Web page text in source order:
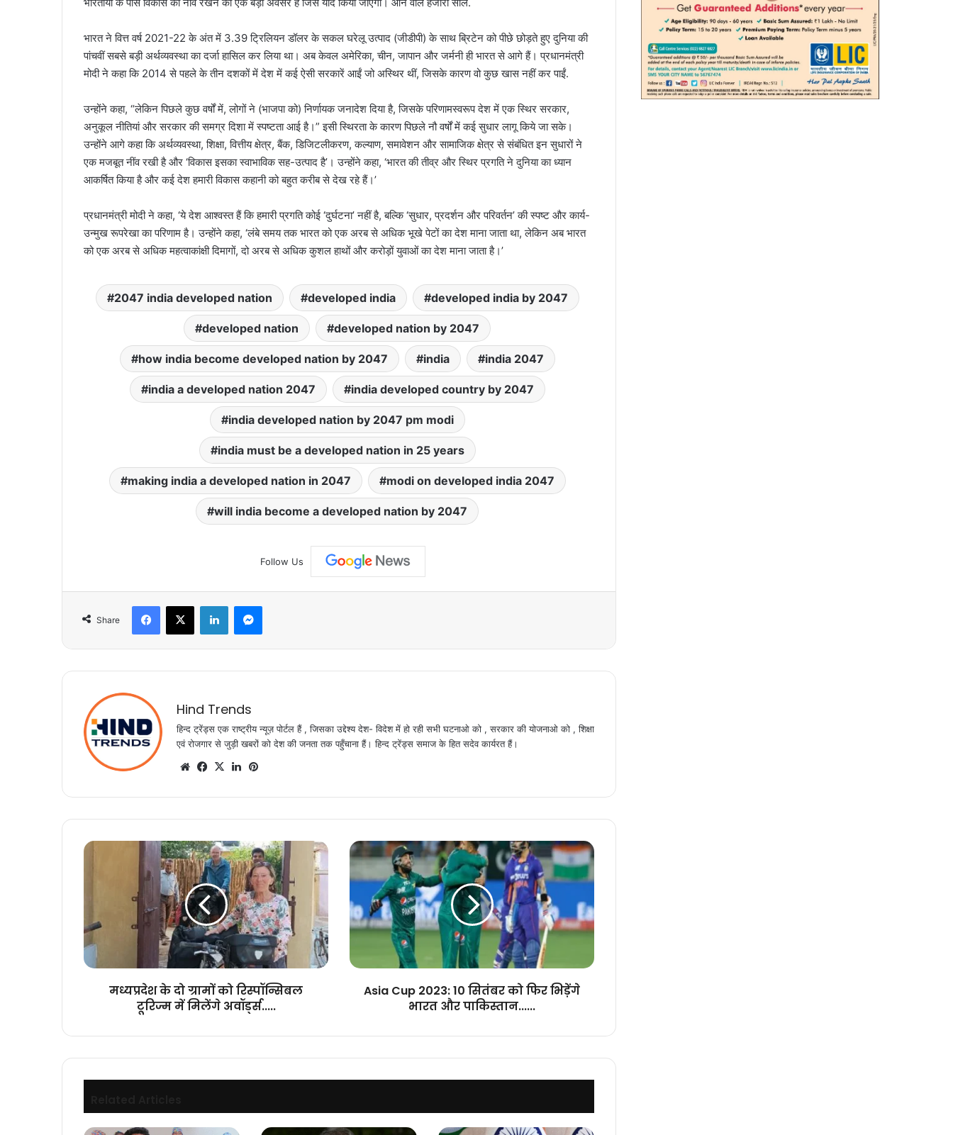
भारतीयों के पास विकास की नींव रखने का एक बड़ा अवसर है जिसे याद किया जाएगा। आने वाले हजारों साल.
भारत ने वित्त वर्ष 2021-22 के अंत में 3.39 ट्रिलियन डॉलर के सकल घरेलू उत्पाद (जीडीपी) के साथ ब्रिटेन को पीछे छोड़ते हुए दुनिया की
पांचवीं सबसे बड़ी अर्थव्यवस्था का दर्जा हासिल कर लिया था। अब केवल अमेरिका, चीन, जापान और जर्मनी ही भारत से आगे हैं। प्रधानमंत्री
मोदी ने कहा कि 2014 से पहले के तीन दशकों में देश में कई ऐसी सरकारें आईं जो अस्थिर थीं, जिसके कारण वो कुछ खास नहीं कर पाईं.
उन्होंने कहा, “लेकिन पिछले कुछ वर्षों में, लोगों ने (भाजपा को) निर्णायक जनादेश दिया है, जिसके परिणामस्वरूप देश में एक स्थिर सरकार,
अनुकूल नीतियां और सरकार की समग्र दिशा में स्पष्टता आई है।” इसी स्थिरता के कारण पिछले नौ वर्षों में कई सुधार लागू किये जा सके।
उन्होंने आगे कहा कि अर्थव्यवस्था, शिक्षा, वित्तीय क्षेत्र, बैंक, डिजिटलीकरण, कल्याण, समावेशन और सामाजिक क्षेत्र से संबंधित इन सुधारों ने
एक मजबूत नींव रखी है और ‘विकास इसका स्वाभाविक सह-उत्पाद है’। उन्होंने कहा, ‘भारत की तीव्र और स्थिर प्रगति ने दुनिया का ध्यान
आकर्षित किया है और कई देश हमारी विकास कहानी को बहुत करीब से देख रहे हैं।’
प्रधानमंत्री मोदी ने कहा, ‘ये देश आश्वस्त हैं कि हमारी प्रगति कोई ‘दुर्घटना’ नहीं है, बल्कि ‘सुधार, प्रदर्शन और परिवर्तन’ की स्पष्ट और कार्य-
उन्मुख रूपरेखा का परिणाम है। उन्होंने कहा, ‘लंबे समय तक भारत को एक अरब से अधिक भूखे पेटों का देश माना जाता था, लेकिन अब भारत
को एक अरब से अधिक महत्वाकांक्षी दिमागों, दो अरब से अधिक कुशल हाथों और करोड़ों युवाओं का देश माना जाता है।’
2047 india developed nation developed india developed india by 2047
developed nation developed nation by 2047
how india become developed nation by 2047 india india 2047
india a developed nation 2047 india developed country by 2047
india developed nation by 2047 pm modi
india must be a developed nation in 25 years
making india a developed nation in 2047 modi on developed india 2047
will india become a developed nation by 2047
Follow Us
Share
Facebook
X LinkedInMessenger
Hind Trends
हिन्द ट्रेंड्स एक राष्ट्रीय न्यूज़ पोर्टल हैं , जिसका उद्देश्य देश- विदेश में हो रही सभी घटनाओ को , सरकार की योजनाओ को , शिक्षा
एवं रोजगार से जुड़ी खबरों को देश की जनता तक पहुँचाना हैं। हिन्द ट्रेंड्स समाज के हित सदेव कार्यरत हैं।
WebsiteFacebook
X LinkedIn
मध्यप्रदेश
रिस्पॉन्सिबल
टूरिज्म
में
मिलेंगे
मध्यप्रदेश के दो ग्रामों को रिस्पॉन्सिबल
टूरिज्म में मिलेंगे अवॉर्ड्स.....
Asia
Cup
2023:
सितंबर
को
फिर
भारत
पाकिस्तान......
Asia Cup 2023: 10 सितंबर को फिर भिड़ेंगे
भारत और पाकिस्तान......